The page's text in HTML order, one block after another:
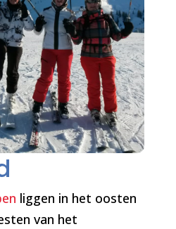
liggen in het oosten
van het